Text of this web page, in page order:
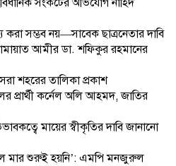
সম্ভব নয়—সাবেক ছাত্রনেতার দাবি
আমীর ডা. শফিকুর রহমানের
শহরের তালিকা প্রকাশ
প্রার্থী কর্নেল অলি আহমদ, জাতির
মায়ের স্বীকৃতির দাবি জানানো
মার শুরুই হয়নি’: এমপি মনজুরুল